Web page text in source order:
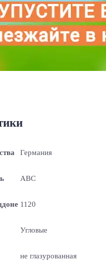
Германия
ABC
1120
Угловые
не глазурованная